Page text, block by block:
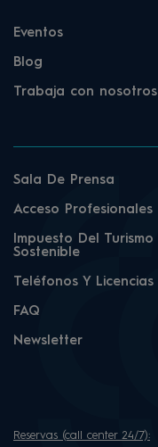
Eventos
Blog
Trabaja con nosotros
Sala De Prensa
Acceso Profesionales
Impuesto Del Turismo
Sostenible
Teléfonos Y Licencias
FAQ
Newsletter
Reservas (call center 24/7):